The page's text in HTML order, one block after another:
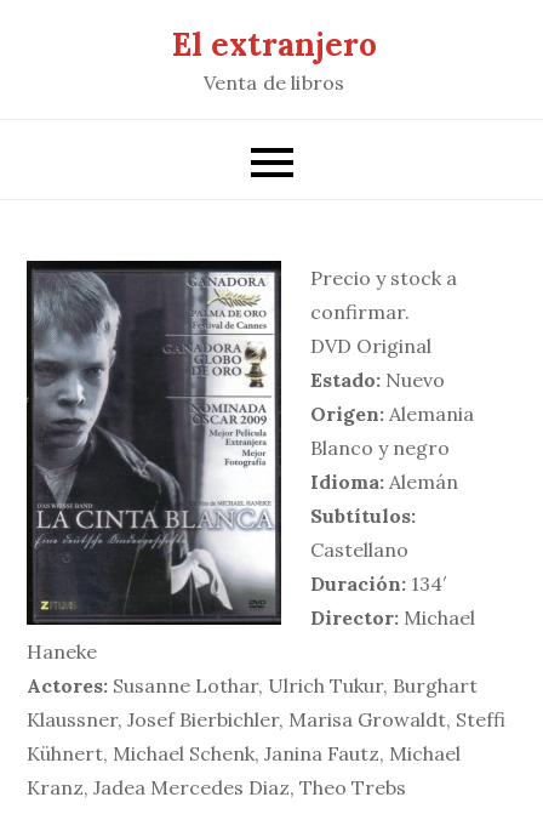
El extranjero
Venta de libros
Precio y stock a
confirmar.
DVD Original
Estado: Nuevo
Origen: Alemania
Blanco y negro
Idioma: Alemán
Subtítulos:
Castellano
Duración: 134′
Director: Michael
Haneke
Actores: Susanne Lothar, Ulrich Tukur, Burghart
Klaussner, Josef Bierbichler, Marisa Growaldt, Steffi
Kühnert, Michael Schenk, Janina Fautz, Michael
Kranz, Jadea Mercedes Diaz, Theo Trebs